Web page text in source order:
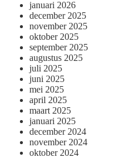
januari 2026
december 2025
november 2025
oktober 2025
september 2025
augustus 2025
juli 2025
juni 2025
mei 2025
april 2025
maart 2025
januari 2025
december 2024
november 2024
oktober 2024